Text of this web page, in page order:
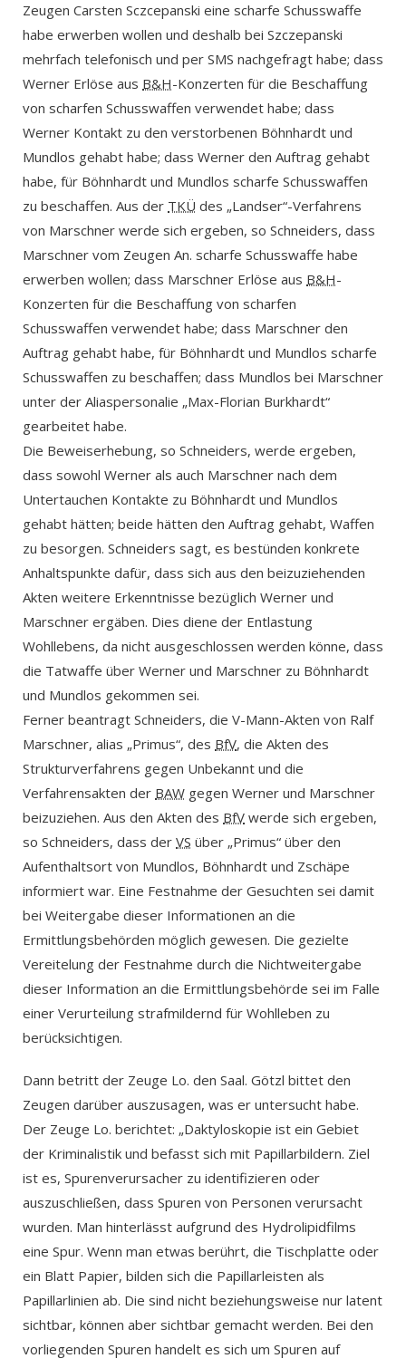
Zeugen Carsten Sczcepanski eine scharfe Schusswaffe
habe erwerben wollen und deshalb bei Szczepanski
mehrfach telefonisch und per SMS nachgefragt habe; dass
Werner Erlöse aus B&H-Konzerten für die Beschaffung
von scharfen Schusswaffen verwendet habe; dass
Werner Kontakt zu den verstorbenen Böhnhardt und
Mundlos gehabt habe; dass Werner den Auftrag gehabt
habe, für Böhnhardt und Mundlos scharfe Schusswaffen
zu beschaffen. Aus der TKÜ des „Landser“-Verfahrens
von Marschner werde sich ergeben, so Schneiders, dass
Marschner vom Zeugen An. scharfe Schusswaffe habe
erwerben wollen; dass Marschner Erlöse aus B&H-
Konzerten für die Beschaffung von scharfen
Schusswaffen verwendet habe; dass Marschner den
Auftrag gehabt habe, für Böhnhardt und Mundlos scharfe
Schusswaffen zu beschaffen; dass Mundlos bei Marschner
unter der Aliaspersonalie „Max-Florian Burkhardt“
gearbeitet habe.
Die Beweiserhebung, so Schneiders, werde ergeben,
dass sowohl Werner als auch Marschner nach dem
Untertauchen Kontakte zu Böhnhardt und Mundlos
gehabt hätten; beide hätten den Auftrag gehabt, Waffen
zu besorgen. Schneiders sagt, es bestünden konkrete
Anhaltspunkte dafür, dass sich aus den beizuziehenden
Akten weitere Erkenntnisse bezüglich Werner und
Marschner ergäben. Dies diene der Entlastung
Wohllebens, da nicht ausgeschlossen werden könne, dass
die Tatwaffe über Werner und Marschner zu Böhnhardt
und Mundlos gekommen sei.
Ferner beantragt Schneiders, die V-Mann-Akten von Ralf
Marschner, alias „Primus“, des BfV, die Akten des
Strukturverfahrens gegen Unbekannt und die
Verfahrensakten der BAW gegen Werner und Marschner
beizuziehen. Aus den Akten des BfV werde sich ergeben,
so Schneiders, dass der VS über „Primus“ über den
Aufenthaltsort von Mundlos, Böhnhardt und Zschäpe
informiert war. Eine Festnahme der Gesuchten sei damit
bei Weitergabe dieser Informationen an die
Ermittlungsbehörden möglich gewesen. Die gezielte
Vereitelung der Festnahme durch die Nichtweitergabe
dieser Information an die Ermittlungsbehörde sei im Falle
einer Verurteilung strafmildernd für Wohlleben zu
berücksichtigen.
Dann betritt der Zeuge Lo. den Saal. Götzl bittet den
Zeugen darüber auszusagen, was er untersucht habe.
Der Zeuge Lo. berichtet: „Daktyloskopie ist ein Gebiet
der Kriminalistik und befasst sich mit Papillarbildern. Ziel
ist es, Spurenverursacher zu identifizieren oder
auszuschließen, dass Spuren von Personen verursacht
wurden. Man hinterlässt aufgrund des Hydrolipidfilms
eine Spur. Wenn man etwas berührt, die Tischplatte oder
ein Blatt Papier, bilden sich die Papillarleisten als
Papillarlinien ab. Die sind nicht beziehungsweise nur latent
sichtbar, können aber sichtbar gemacht werden. Bei den
vorliegenden Spuren handelt es sich um Spuren auf